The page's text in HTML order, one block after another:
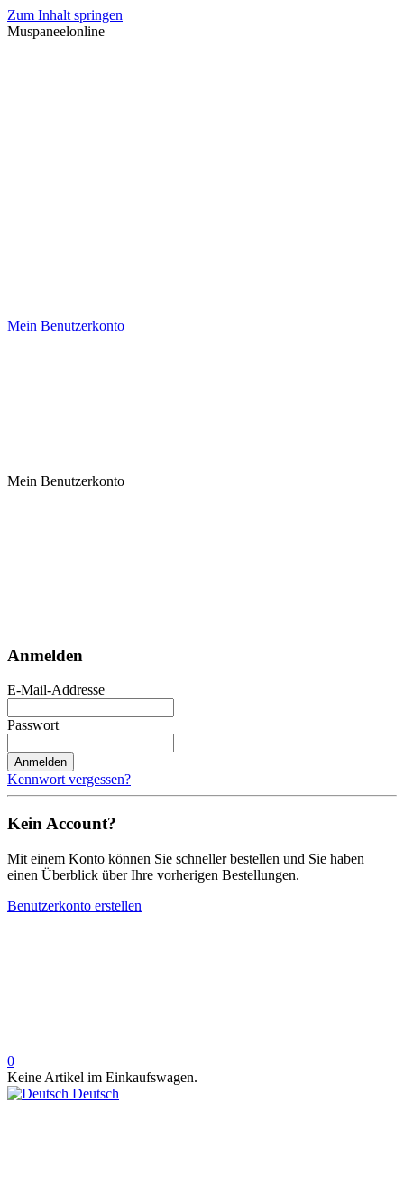
Zum Inhalt springen
Muspaneelonline
Mein Benutzerkonto
Mein Benutzerkonto
Anmelden
E-Mail-Addresse
Passwort
Anmelden
Kennwort vergessen?
Kein Account?
Mit einem Konto können Sie schneller bestellen und Sie haben
einen Überblick über Ihre vorherigen Bestellungen.
Benutzerkonto erstellen
0
Keine Artikel im Einkaufswagen.
Deutsch